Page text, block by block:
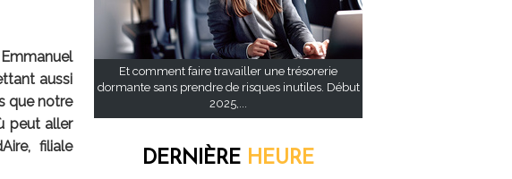
aussi
que notre
peut aller
filiale
Et comment faire travailler une trésorerie
dormante sans prendre de risques inutiles. Début
2025,...
DERNIÈRE HEURE